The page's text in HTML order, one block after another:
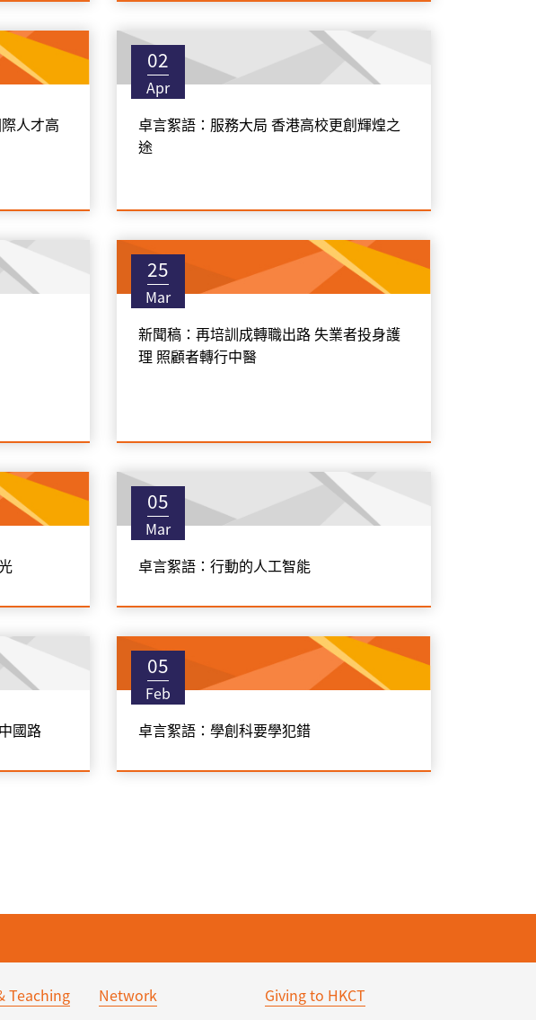
人才高
02
Apr
卓言絮語：服務大局 香港高校更創輝煌之
途
25
Mar
新聞稿：再培訓成轉職出路 失業者投身護
理 照顧者轉行中醫
05
Mar
卓言絮語：行動的人工智能
國路
05
Feb
卓言絮語：學創科要學犯錯
Teaching Network Giving to HKCT